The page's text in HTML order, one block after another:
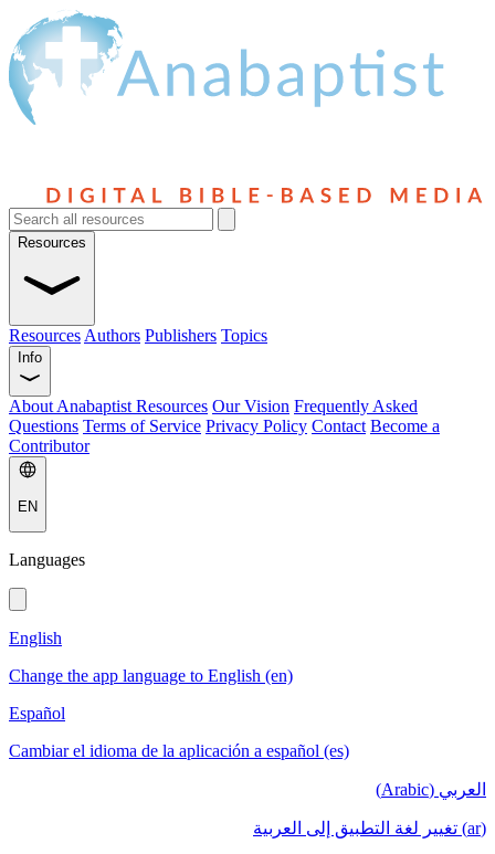
Resources
Resources Authors Publishers Topics
Info
About Anabaptist Resources Our Vision Frequently Asked
Questions Terms of Service Privacy Policy Contact Become a
Contributor
EN
Languages
English
Change the app language to English (en)
Español
Cambiar el idioma de la aplicación a español (es)
العربي (Arabic)
(ar) تغيير لغة التطبيق إلى العربية